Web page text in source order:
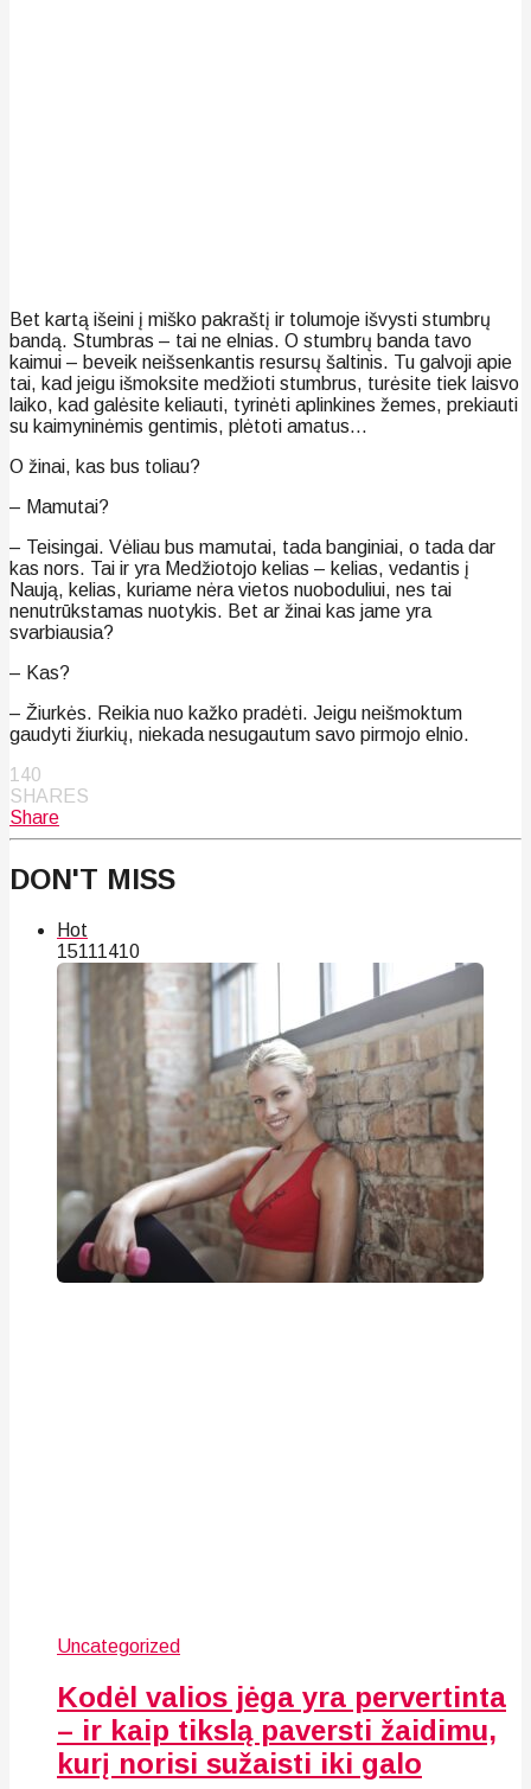
Bet kartą išeini į miško pakraštį ir tolumoje išvysti stumbrų
bandą. Stumbras – tai ne elnias. O stumbrų banda tavo
kaimui – beveik neišsenkantis resursų šaltinis. Tu galvoji apie
tai, kad jeigu išmoksite medžioti stumbrus, turėsite tiek laisvo
laiko, kad galėsite keliauti, tyrinėti aplinkines žemes, prekiauti
su kaimyninėmis gentimis, plėtoti amatus…
O žinai, kas bus toliau?
– Mamutai?
– Teisingai. Vėliau bus mamutai, tada banginiai, o tada dar
kas nors. Tai ir yra Medžiotojo kelias – kelias, vedantis į
Naują, kelias, kuriame nėra vietos nuoboduliui, nes tai
nenutrūkstamas nuotykis. Bet ar žinai kas jame yra
svarbiausia?
– Kas?
– Žiurkės. Reikia nuo kažko pradėti. Jeigu neišmoktum
gaudyti žiurkių, niekada nesugautum savo pirmojo elnio.
140
SHARES
Share
DON'T MISS
Hot
151 11410
Uncategorized
Kodėl valios jėga yra pervertinta
– ir kaip tikslą paversti žaidimu,
kurį norisi sužaisti iki galo